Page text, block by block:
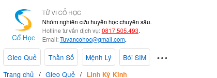
TỬ VI CỔ HỌC
Nhóm nghiên cứu huyền học chuyên sâu.
Hotline tư vấn dịch vụ:0817.505.493.
Email:Tuvancohoc@gmail.com.
Gieo Quẻ Thần Số Mệnh Lý
Bói SIM
Trang chủ
Gieo Quẻ Linh Kỳ Kinh